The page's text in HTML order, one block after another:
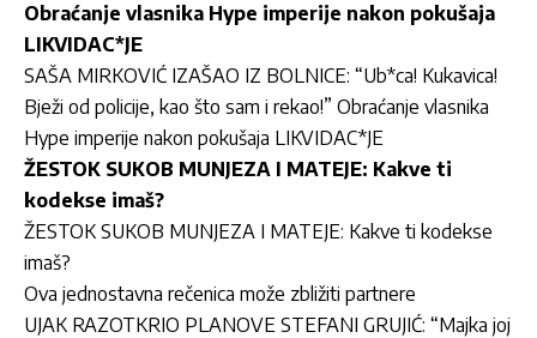
Obraćanje vlasnika Hype imperije nakon pokušaja
LIKVIDAC*JE
SAŠA MIRKOVIĆ IZAŠAO IZ BOLNICE: “Ub*ca! Kukavica!
Bježi od policije, kao što sam i rekao!” Obraćanje vlasnika
Hype imperije nakon pokušaja LIKVIDAC*JE
ŽESTOK SUKOB MUNJEZA I MATEJE: Kakve ti
kodekse imaš?
ŽESTOK SUKOB MUNJEZA I MATEJE: Kakve ti kodekse
imaš?
Ova jednostavna rečenica može zbližiti partnere
UJAK RAZOTKRIO PLANOVE STEFANI GRUJIĆ: “Majka joj